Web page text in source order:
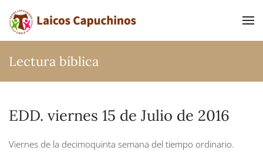
Ir al contenido principal
Lectura bíblica
EDD. viernes 15 de Julio de 2016
Viernes de la decimoquinta semana del tiempo ordinario.